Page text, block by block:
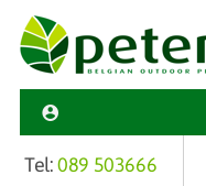
Tel:089 503666